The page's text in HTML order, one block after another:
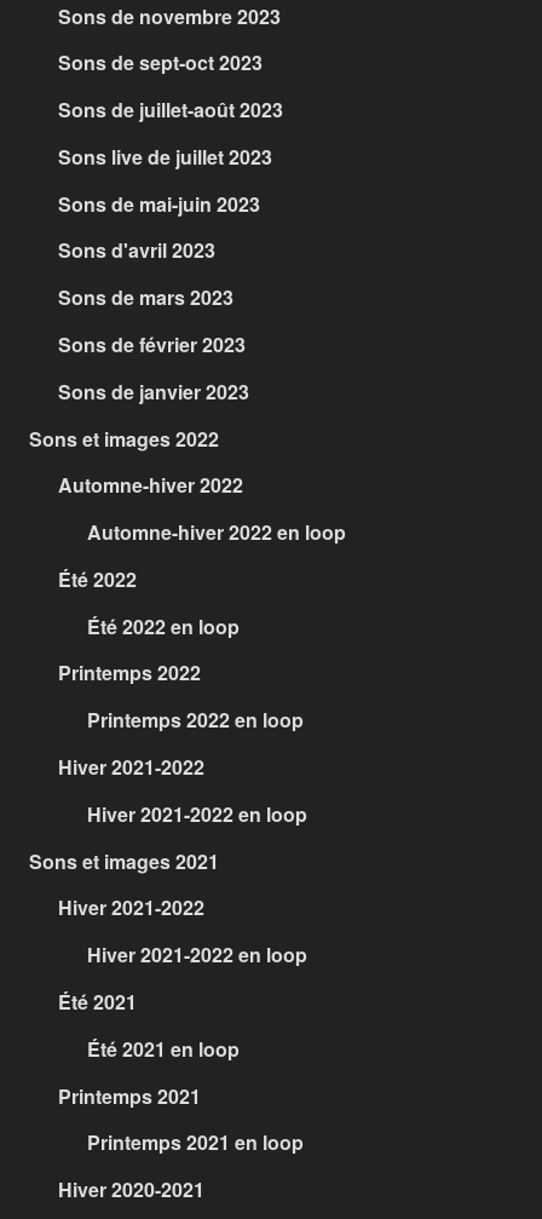
Sons de novembre 2023
Sons de sept-oct 2023
Sons de juillet-août 2023
Sons live de juillet 2023
Sons de mai-juin 2023
Sons d'avril 2023
Sons de mars 2023
Sons de février 2023
Sons de janvier 2023
Sons et images 2022
Automne-hiver 2022
Automne-hiver 2022 en loop
Été 2022
Été 2022 en loop
Printemps 2022
Printemps 2022 en loop
Hiver 2021-2022
Hiver 2021-2022 en loop
Sons et images 2021
Hiver 2021-2022
Hiver 2021-2022 en loop
Été 2021
Été 2021 en loop
Printemps 2021
Printemps 2021 en loop
Hiver 2020-2021